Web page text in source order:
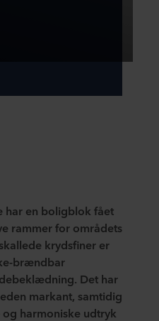
har en boligblok fået
rammer for områdets
krydsfiner er
brændbar
Det har
markant, samtidig
harmoniske udtryk